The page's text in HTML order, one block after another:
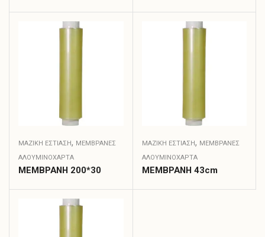
ΜΑΖΙΚΗ ΕΣΤΙΑΣΗ, ΜΕΜΒΡΆΝΕΣ
ΑΛΟΥΜΙΝΌΧΑΡΤΑ
ΜΕΜΒΡΑΝΗ 200*30
ΜΑΖΙΚΗ ΕΣΤΙΑΣΗ, ΜΕΜΒΡΆΝΕΣ
ΑΛΟΥΜΙΝΌΧΑΡΤΑ
ΜΕΜΒΡΑΝΗ 43cm